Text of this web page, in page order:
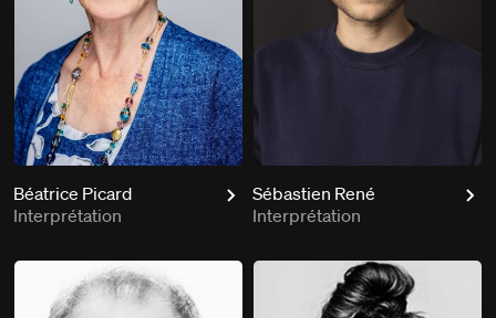
Béatrice Picard
Interprétation
Sébastien René
Interprétation